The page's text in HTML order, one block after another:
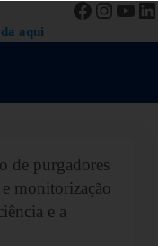
Facebook
aqui
de purgadores
monitorização
e a